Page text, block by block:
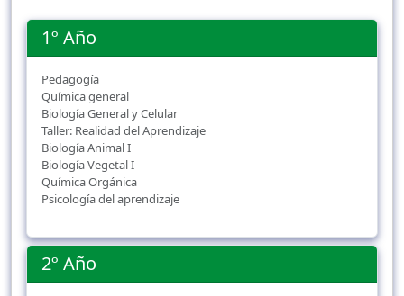
1º Año
Pedagogía
Química general
Biología General y Celular
Taller: Realidad del Aprendizaje
Biología Animal I
Biología Vegetal I
Química Orgánica
Psicología del aprendizaje
2º Año